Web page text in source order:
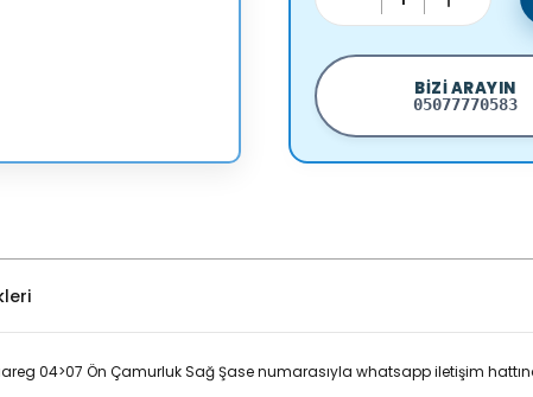
BIZI ARAYIN
05077770583
04>07 Ön Çamurluk Sağ Şase numarasıyla whatsapp iletişim